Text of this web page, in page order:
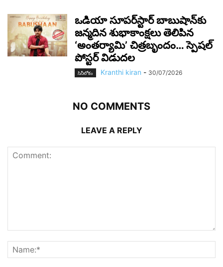
ఒడియా సూపర్‌స్టార్ బాబుషాన్‌కు
జన్మదిన శుభాకాంక్షలు తెలిపిన
‘అంతర్యామి’ చిత్రబృందం… స్పెషల్
పోస్టర్ విడుదల
సినీలోకం Kranthi kiran - 30/07/2026
NO COMMENTS
LEAVE A REPLY